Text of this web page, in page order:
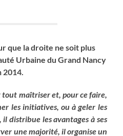
que la droite ne soit plus
Urbaine du Grand Nancy
2014.
maîtriser et, pour ce faire,
les initiatives, ou à geler les
distribue les avantages à ses
une majorité, il organise un